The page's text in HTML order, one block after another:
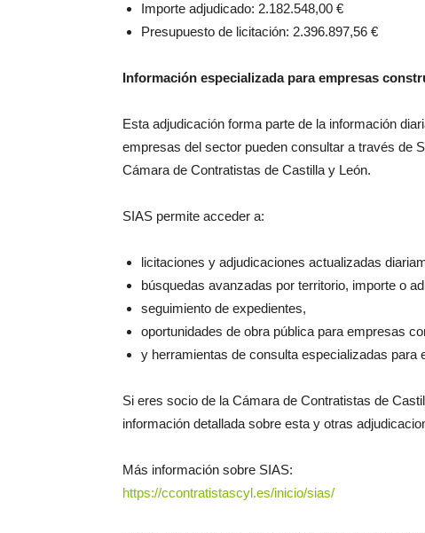
Importe adjudicado: 2.182.548,00 €
Presupuesto de licitación: 2.396.897,56 €
Información especializada para empresas
Esta adjudicación forma parte de la información
empresas del sector pueden consultar a través de
Cámara de Contratistas de Castilla y León.
SIAS permite acceder a:
licitaciones y adjudicaciones actualizadas
búsquedas avanzadas por territorio, importe o
seguimiento de expedientes,
oportunidades de obra pública para empresas
y herramientas de consulta especializadas para
Si eres socio de la Cámara de Contratistas de
información detallada sobre esta y otras
Más información sobre SIAS:
https://ccontratistascyl.es/inicio/sias/